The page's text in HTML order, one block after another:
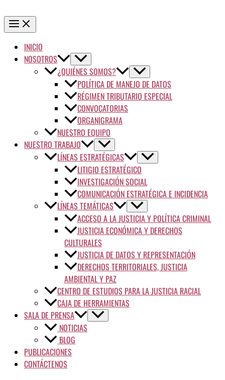
INICIO
NOSOTROS
¿QUIÉNES SOMOS?
POLÍTICA DE MANEJO DE DATOS
RÉGIMEN TRIBUTARIO ESPECIAL
CONVOCATORIAS
ORGANIGRAMA
NUESTRO EQUIPO
NUESTRO TRABAJO
LÍNEAS ESTRATÉGICAS
LITIGIO ESTRATÉGICO
INVESTIGACIÓN SOCIAL
COMUNICACIÓN ESTRATÉGICA E INCIDENCIA
LÍNEAS TEMÁTICAS
ACCESO A LA JUSTICIA Y POLÍTICA CRIMINAL
JUSTICIA ECONÓMICA Y DERECHOS
CULTURALES
JUSTICIA DE DATOS Y REPRESENTACIÓN
DERECHOS TERRITORIALES, JUSTICIA
AMBIENTAL Y PAZ
CENTRO DE ESTUDIOS PARA LA JUSTICIA RACIAL
CAJA DE HERRAMIENTAS
SALA DE PRENSA
NOTICIAS
BLOG
PUBLICACIONES
CONTÁCTENOS